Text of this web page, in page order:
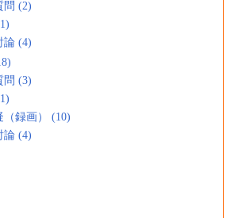
問 (2)
論 (4)
問 (3)
（録画） (10)
論 (4)